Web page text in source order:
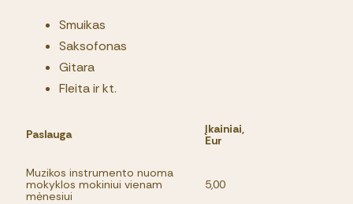
Smuikas
Saksofonas
Gitara
Fleita ir kt.
Paslauga
Įkainiai,
Eur
Muzikos instrumento nuoma
mokyklos mokiniui vienam
mėnesiui
5,00